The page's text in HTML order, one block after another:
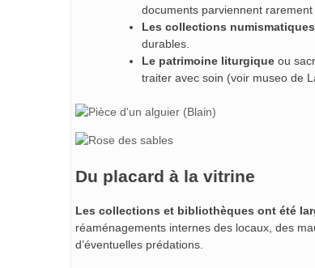
documents parviennent rarement
Les collections numismatiques
durables.
Le patrimoine liturgique ou
traiter avec soin (voir museo de
Du placard à la vitrine
Les collections et bibliothèques ont été
réaménagements internes des locaux, des
d’éventuelles prédations.